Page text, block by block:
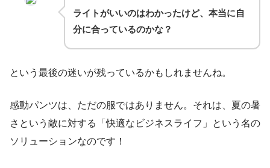
ライトがいいのはわかったけど、本当に自
分に合っているのかな？
という最後の迷いが残っているかもしれませんね。
感動パンツは、ただの服ではありません。それは、夏の暑
さという敵に対する「快適なビジネスライフ」という名の
ソリューションなのです！